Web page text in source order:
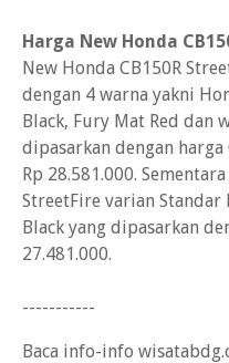
Harga New Honda
New Honda CB150R
dengan 4 warna yakni
Black, Fury Mat Red dan
dipasarkan dengan harga
Rp 28.581.000.
StreetFire varian
Black yang dipasarkan
27.481.000.
-----------
Baca info-info